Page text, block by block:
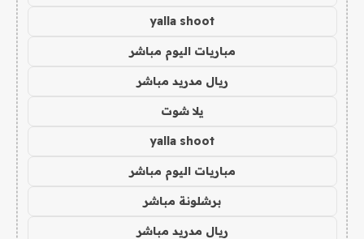
yalla shoot
مباريات اليوم مباشر
ريال مدريد مباشر
يلا شوت
yalla shoot
مباريات اليوم مباشر
برشلونة مباشر
ريال مدريد مباشر